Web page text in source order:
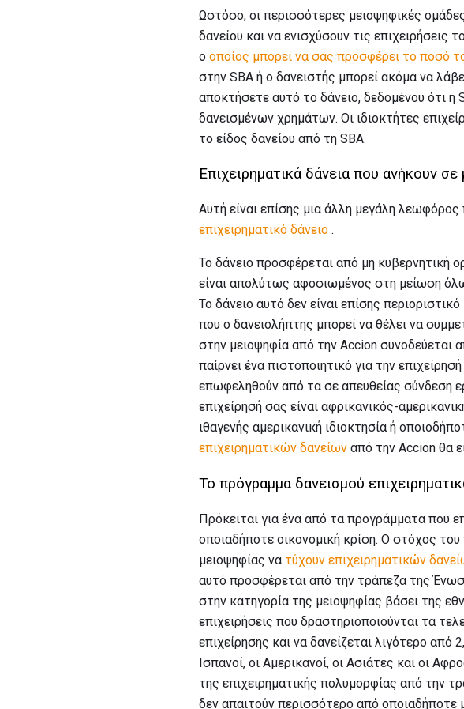
Ωστόσο, οι περισσότερες μειοψηφικές
δανείου και να ενισχύσουν τις επιχειρήσεις
ο οποίος μπορεί να σας προσφέρει το ποσό
στην SBA ή ο δανειστής μπορεί ακόμα να
αποκτήσετε αυτό το δάνειο, δεδομένου ότι
δανεισμένων χρημάτων. Οι ιδιοκτήτες
το είδος δανείου από τη SBA.
Επιχειρηματικά δάνεια που ανήκουν σε
Αυτή είναι επίσης μια άλλη μεγάλη
επιχειρηματικό δάνειο .
Το δάνειο προσφέρεται από μη κυβερνητική
είναι απολύτως αφοσιωμένος στη μείωση
Το δάνειο αυτό δεν είναι επίσης
που ο δανειολήπτης μπορεί να θέλει να
στην μειοψηφία από την Accion συνοδεύεται
παίρνει ένα πιστοποιητικό για την
επωφεληθούν από τα σε απευθείας σύνδεση
επιχείρησή σας είναι αφρικανικός-
ιθαγενής αμερικανική ιδιοκτησία ή
επιχειρηματικών δανείων από την Accion θα
Το πρόγραμμα δανεισμού
Πρόκειται για ένα από τα προγράμματα που
οποιαδήποτε οικονομική κρίση. Ο στόχος
μειοψηφίας να τύχουν επιχειρηματικών
αυτό προσφέρεται από την τράπεζα της
στην κατηγορία της μειοψηφίας βάσει της
επιχειρήσεις που δραστηριοποιούνται τα
επιχείρησης και να δανείζεται λιγότερο από
Ισπανοί, οι Αμερικανοί, οι Ασιάτες και οι
της επιχειρηματικής πολυμορφίας από την
δεν απαιτούν περισσότερο από οποιαδήποτε